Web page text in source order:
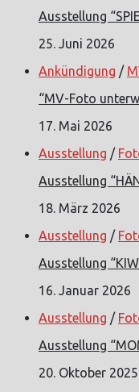
Ausstellung
25. Juni 2026
Ankündigung /
“MV-Foto
17. Mai 2026
Ausstellung /
Ausstellung
18. März 2026
Ausstellung /
Ausstellung
16. Januar 2026
Ausstellung /
Ausstellung
20. Oktober 2025